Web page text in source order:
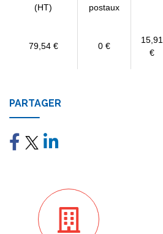
(HT)
postaux
79,54 € 0 €
15,91
€
PARTAGER